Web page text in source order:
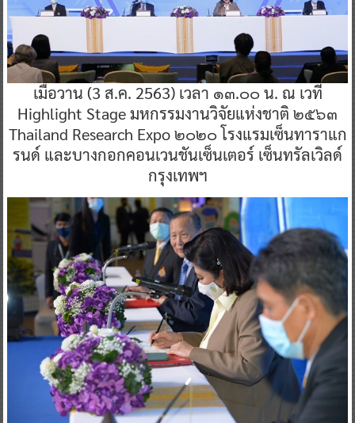
​เมื่อวาน (3 ส.ค. 2563) เวลา ๑๓.๐๐ น. ณ เวที
Highlight Stage มหกรรมงานวิจัยแห่งชาติ ๒๕๖๓
Thailand Research Expo ๒๐๒๐ โรงแรมเซ็นทาราแก
รนด์ และบางกอกคอนเวนชันเซ็นเตอร์ เซ็นทรัลเวิลด์
กรุงเทพฯ